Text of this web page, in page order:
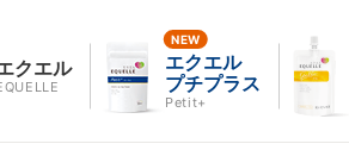
クエル
エクエル
プチプラス
Petit+